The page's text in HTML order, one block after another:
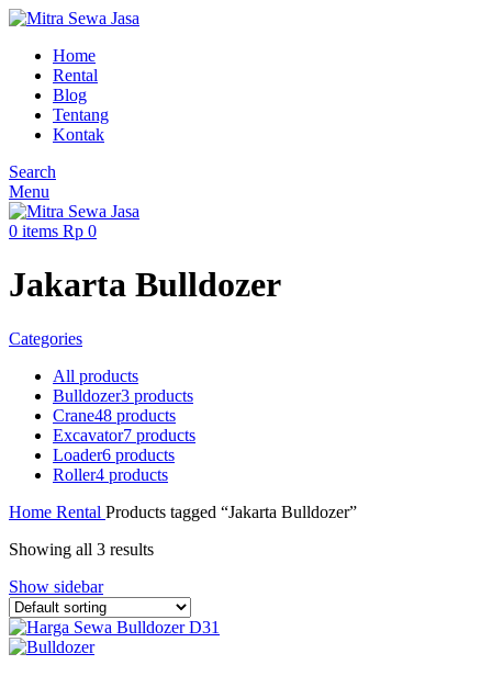
Home
Rental
Blog
Tentang
Kontak
Search
Menu
0 items Rp 0
Jakarta Bulldozer
Categories
All products
Bulldozer3 products
Crane48 products
Excavator7 products
Loader6 products
Roller4 products
Home Rental Products tagged “Jakarta Bulldozer”
Showing all 3 results
Show sidebar